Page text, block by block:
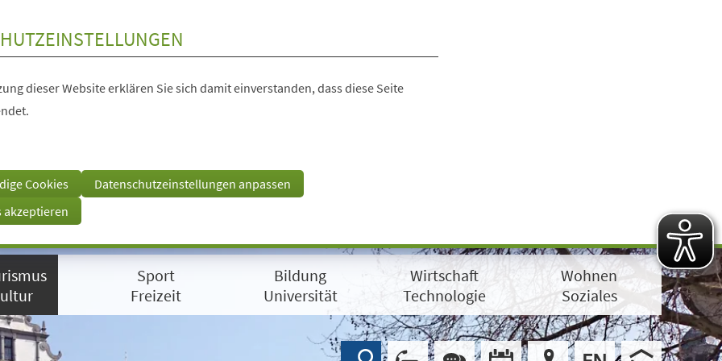
dieser Website erklären Sie sich damit einverstanden, dass diese Seite
Cookies
Datenschutzeinstellungen anpassen
akzeptieren
Sport
Freizeit
Bildung
Universität
Wirtschaft
Technologie
Wohnen
Soziales